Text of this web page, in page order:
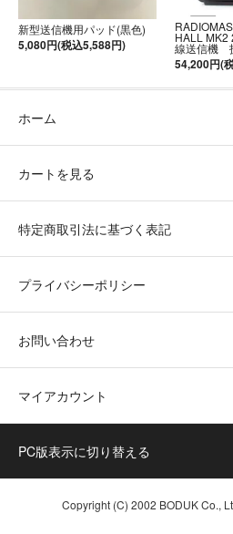
新型送信機用パッド(黒色)
5,080円(税込5,588円) HALL
線送信機
54,200円(
ホーム
カートを見る
特定商取引法に基づく表記
プライバシーポリシー
お問い合わせ
マイアカウント
PC版表示に切り替える
Copyright (C) 2002 BODUK Co.,